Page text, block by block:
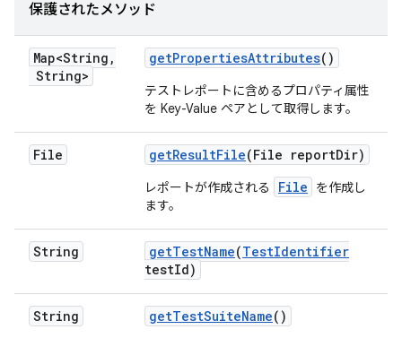
保護されたメソッド
Map<String ,
String>
getPropertiesAttributes()
テストレポートに含めるプロパティ属性
を Key-Value ペアとして取得します。
File getResultFile(File reportDir)
レポートが作成される File
を作成し
ます。
String getTestName(TestIdentifier
testId)
String getTestSuiteName()